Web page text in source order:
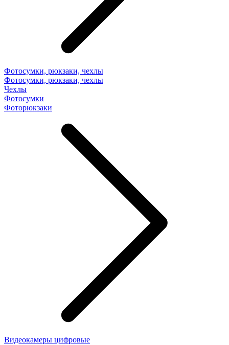
Фотосумки, рюкзаки, чехлы
Фотосумки, рюкзаки, чехлы
Чехлы
Фотосумки
Фоторюкзаки
Видеокамеры цифровые